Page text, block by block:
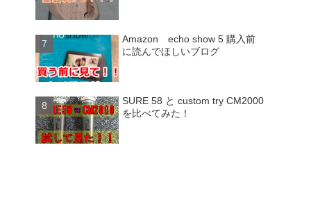
Amazon echo show 5 購入前
に読んでほしいブログ
SURE 58 と custom try CM2000
を比べてみた！